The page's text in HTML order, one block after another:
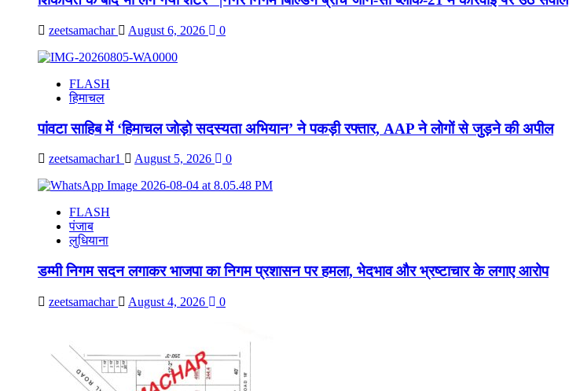
zeetsamachar August 6, 2026 0
FLASH
हिमाचल
पांवटा साहिब में ‘हिमाचल जोड़ो सदस्यता अभियान’ ने पकड़ी रफ्तार, AAP ने लोगों से जुड़ने की अपील
zeetsamachar1 August 5, 2026 0
FLASH
पंजाब
लुधियाना
डम्मी निगम सदन लगाकर भाजपा का निगम प्रशासन पर हमला, भेदभाव और भ्रष्टाचार के लगाए आरोप
zeetsamachar August 4, 2026 0